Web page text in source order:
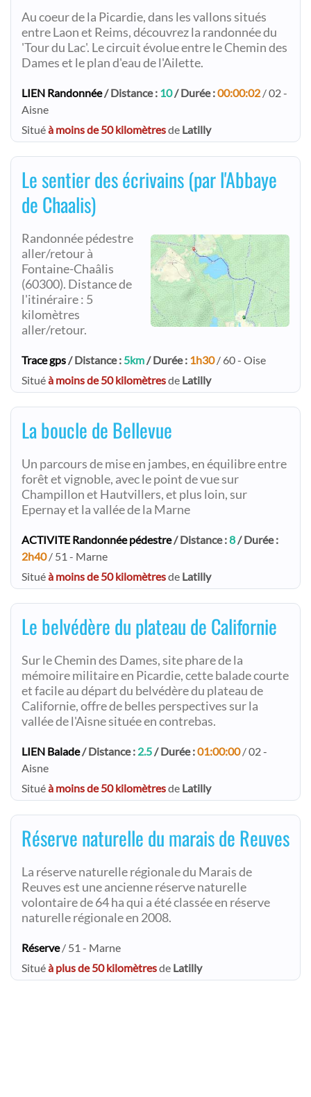
Au coeur de la Picardie, dans les vallons situés
entre Laon et Reims, découvrez la randonnée du
'Tour du Lac'. Le circuit évolue entre le Chemin des
Dames et le plan d'eau de l'Ailette.
LIEN Randonnée/ Distance : 10/ Durée :00:00:02 / 02 -
Aisne
Situéà moins de 50 kilomètresde Latilly
Le sentier des écrivains (par l'Abbaye
de Chaalis)
Randonnée pédestre
aller/retour à
Fontaine-Chaâlis
(60300). Distance de
l'itinéraire : 5
kilomètres
aller/retour.
Trace gps/ Distance : 5km/ Durée : 1h30/ 60 - Oise
Situéà moins de 50 kilomètresde Latilly
La boucle de Bellevue
Un parcours de mise en jambes, en équilibre entre
forêt et vignoble, avec le point de vue sur
Champillon et Hautvillers, et plus loin, sur
Epernay et la vallée de la Marne
ACTIVITE Randonnée pédestre/ Distance :8/ Durée :
2h40/ 51 - Marne
Situéà moins de 50 kilomètresde Latilly
Le belvédère du plateau de Californie
Sur le Chemin des Dames, site phare de la
mémoire militaire en Picardie, cette balade courte
et facile au départ du belvédère du plateau de
Californie, offre de belles perspectives sur la
vallée de l'Aisne située en contrebas.
LIEN Balade/ Distance : 2.5/ Durée :01:00:00/ 02 -
Aisne
Situéà moins de 50 kilomètresde Latilly
Réserve naturelle du marais de Reuves
La réserve naturelle régionale du Marais de
Reuves est une ancienne réserve naturelle
volontaire de 64 ha qui a été classée en réserve
naturelle régionale en 2008.
Réserve/ 51 - Marne
Situéà plus de 50 kilomètresde Latilly